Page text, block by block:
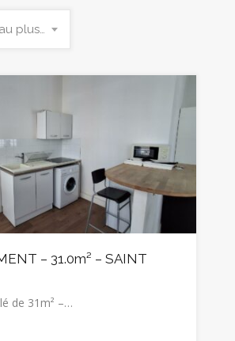
Du plus récent au plus ancien
– 31.0m² – SAINT
de 31m² –…